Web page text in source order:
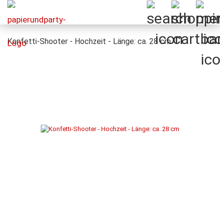
Konfetti-Shooter - Hochzeit - Länge: ca. 28 cm